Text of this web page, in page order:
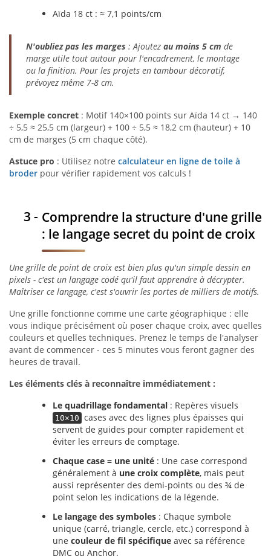
Aïda 18 ct : ≈ 7,1 points/cm
N'oubliez pas les marges : Ajoutez au moins 5 cm de
marge utile tout autour pour l'encadrement, le montage
ou la finition. Pour les projets en tambour décoratif,
prévoyez même 7-8 cm.
Exemple concret : Motif 140×100 points sur Aïda 14 ct → 140
÷ 5,5 ≈ 25,5 cm (largeur) + 100 ÷ 5,5 ≈ 18,2 cm (hauteur) + 10
cm de marges (5 cm chaque côté).
Astuce pro : Utilisez notre calculateur en ligne de toile à
broder pour vérifier rapidement vos calculs !
Comprendre la structure d'une grille
: le langage secret du point de croix
Une grille de point de croix est bien plus qu'un simple dessin en
pixels - c'est un langage codé qu'il faut apprendre à décrypter.
Maîtriser ce langage, c'est s'ouvrir les portes de milliers de motifs.
Une grille fonctionne comme une carte géographique : elle
vous indique précisément où poser chaque croix, avec quelles
couleurs et quelles techniques. Prenez le temps de l'analyser
avant de commencer - ces 5 minutes vous feront gagner des
heures de travail.
Les éléments clés à reconnaître immédiatement :
Le quadrillage fondamental : Repères visuels
10×10 cases avec des lignes plus épaisses qui
servent de guides pour compter rapidement et
éviter les erreurs de comptage.
Chaque case = une unité : Une case correspond
généralement à une croix complète, mais peut
aussi représenter des demi-points ou des ¾ de
point selon les indications de la légende.
Le langage des symboles : Chaque symbole
unique (carré, triangle, cercle, etc.) correspond à
une couleur de fil spécifique avec sa référence
DMC ou Anchor.